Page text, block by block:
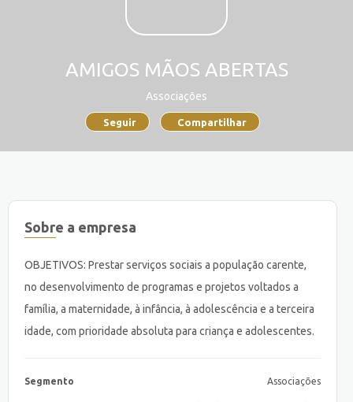
AMIGOS MÃOS ABERTAS
Associações
Seguir Compartilhar
Sobre a empresa
OBJETIVOS: Prestar serviços sociais a população carente,
no desenvolvimento de programas e projetos voltados a
família, a maternidade, à infância, à adolescência e a terceira
idade, com prioridade absoluta para criança e adolescentes.
Segmento Associações